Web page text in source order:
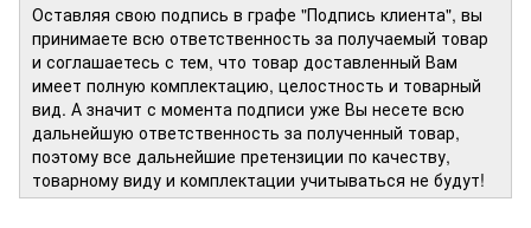
Оставляя свою подпись в графе "Подпись клиента", вы
принимаете всю ответственность за получаемый товар
и соглашаетесь с тем, что товар доставленный Вам
имеет полную комплектацию, целостность и товарный
вид. А значит с момента подписи уже Вы несете всю
дальнейшую ответственность за полученный товар,
поэтому все дальнейшие претензиции по качеству,
товарному виду и комплектации учитываться не будут!